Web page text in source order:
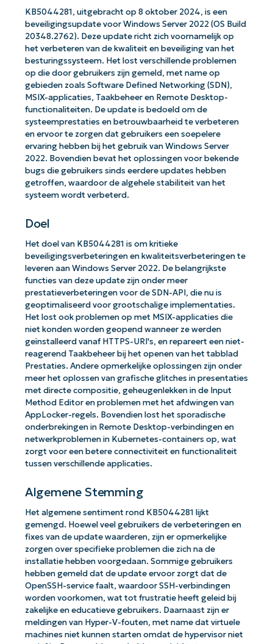
KB5044281, uitgebracht op 8 oktober 2024, is een
beveiligingsupdate voor Windows Server 2022 (OS Build
20348.2762). Deze update richt zich voornamelijk op
het verbeteren van de kwaliteit en beveiliging van het
besturingssysteem. Het lost verschillende problemen
op die door gebruikers zijn gemeld, met name op
gebieden zoals Software Defined Networking (SDN),
MSIX-applicaties, Taakbeheer en Remote Desktop-
functionaliteiten. De update is bedoeld om de
systeemprestaties en betrouwbaarheid te verbeteren
en ervoor te zorgen dat gebruikers een soepelere
ervaring hebben bij het gebruik van Windows Server
2022. Bovendien bevat het oplossingen voor bekende
bugs die gebruikers sinds eerdere updates hebben
getroffen, waardoor de algehele stabiliteit van het
systeem wordt verbeterd.
Doel
Het doel van KB5044281 is om kritieke
beveiligingsverbeteringen en kwaliteitsverbeteringen te
leveren aan Windows Server 2022. De belangrijkste
functies van deze update zijn onder meer
prestatieverbeteringen voor de SDN-API, die nu is
geoptimaliseerd voor grootschalige implementaties.
Het lost ook problemen op met MSIX-applicaties die
niet konden worden geopend wanneer ze werden
geïnstalleerd vanaf HTTPS-URI's, en repareert een niet-
reagerend Taakbeheer bij het openen van het tabblad
Prestaties. Andere opmerkelijke oplossingen zijn onder
meer het oplossen van grafische glitches in presentaties
met directe compositie, geheugenlekken in de Input
Method Editor en problemen met het afdwingen van
AppLocker-regels. Bovendien lost het sporadische
onderbrekingen in Remote Desktop-verbindingen en
netwerkproblemen in Kubernetes-containers op, wat
zorgt voor een betere connectiviteit en functionaliteit
tussen verschillende applicaties.
Algemene Stemming
Het algemene sentiment rond KB5044281 lijkt
gemengd. Hoewel veel gebruikers de verbeteringen en
fixes van de update waarderen, zijn er opmerkelijke
zorgen over specifieke problemen die zich na de
installatie hebben voorgedaan. Sommige gebruikers
hebben gemeld dat de update ervoor zorgt dat de
OpenSSH-service faalt, waardoor SSH-verbindingen
worden voorkomen, wat tot frustratie heeft geleid bij
zakelijke en educatieve gebruikers. Daarnaast zijn er
meldingen van Hyper-V-fouten, met name dat virtuele
machines niet kunnen starten omdat de hypervisor niet